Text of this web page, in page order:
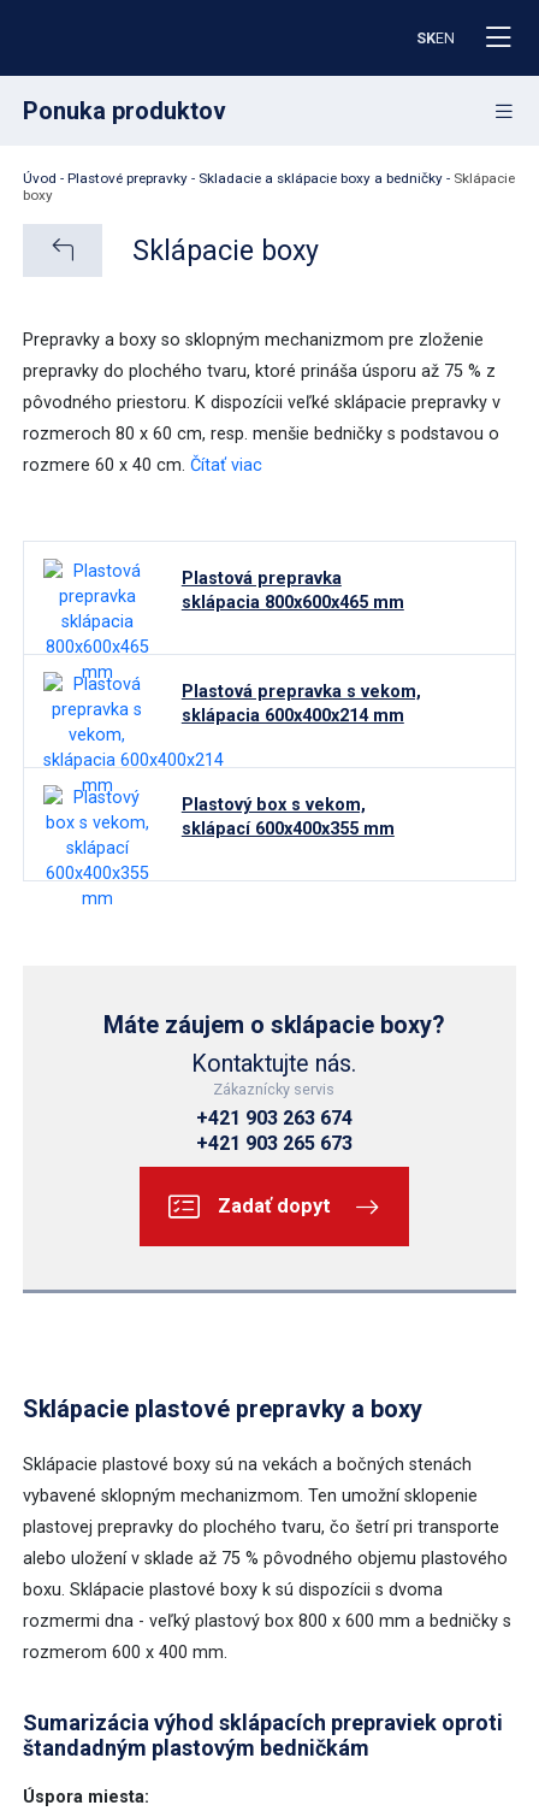
SKEN
Ponuka produktov
EURO prepravky RAKO
KLT prepravky
STANDARD prepravky oblé
NESCO prepravky zasúvateľné
Zasúvateľné skladovacie boxy
POOLBOX prepravky
Potravinárske prepravky
Elektricky vodivé prepravky - ESD
Mobilné podvozky pod prepravky
Príslušenstvo k prepravkám
Zásobníky na náradie
Nádrže na vodu
Trávnikové obrubníky
Nádrže a čerpadlá PHM
Záchytné vane
Odpadové nádoby
Nádoby na jedlé oleje
Posypové nádoby
Úvod - Plastové prepravky- Skladacie a sklápacie boxy a bedničky- Sklápacie
boxy
Sklápacie boxy
Prepravky a boxy so sklopným mechanizmom pre zloženie
prepravky do plochého tvaru, ktoré prináša úsporu až 75 % z
pôvodného priestoru. K dispozícii veľké sklápacie prepravky v
rozmeroch 80 x 60 cm, resp. menšie bedničky s podstavou o
rozmere 60 x 40 cm. Čítať viac
Plastová prepravka
sklápacia 800x600x465 mm
Plastová prepravka s vekom,
sklápacia 600x400x214 mm
Plastový box s vekom,
sklápací 600x400x355 mm
Máte záujem o sklápacie boxy?
Kontaktujte nás.
Zákaznícky servis
+421 903 263 674
+421 903 265 673
Zadať dopyt
Sklápacie plastové prepravky a boxy
Sklápacie plastové boxy sú na vekách a bočných stenách
vybavené sklopným mechanizmom. Ten umožní sklopenie
plastovej prepravky do plochého tvaru, čo šetrí pri transporte
alebo uložení v sklade až 75 % pôvodného objemu plastového
boxu. Sklápacie plastové boxy k sú dispozícii s dvoma
rozmermi dna - veľký plastový box 800 x 600 mm a bedničky s
rozmerom 600 x 400 mm.
Sumarizácia výhod sklápacích prepraviek oproti
štandadným plastovým bedničkám
Úspora miesta: